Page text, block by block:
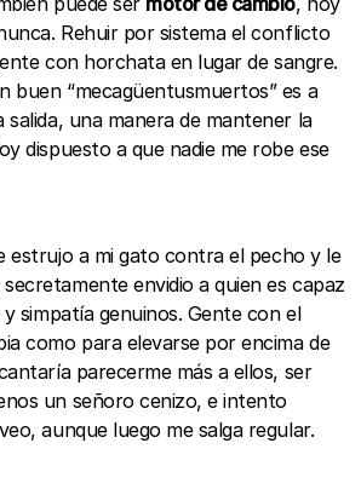
Rehuir por sistema el conflicto
con horchata en lugar de sangre.
buen “mecagüentusmuertos” es a
salida, una manera de mantener la
dispuesto a que nadie me robe ese
estrujo a mi gato contra el pecho y le
envidio a quien es capaz
simpatía genuinos. Gente con el
como para elevarse por encima de
parecerme más a ellos, ser
un señoro cenizo, e intento
aunque luego me salga regular.